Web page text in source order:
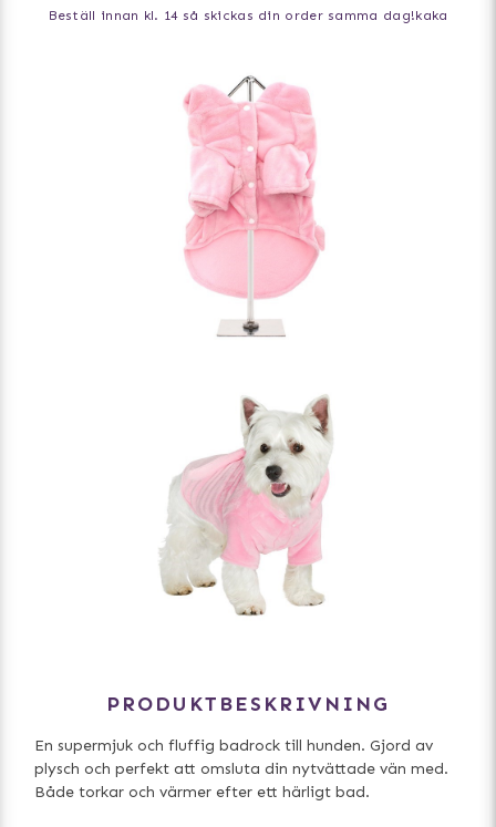
Beställ innan kl. 14 så skickas din order samma dag!kaka
PRODUKTBESKRIVNING
En supermjuk och fluffig badrock till hunden. Gjord av
plysch och perfekt att omsluta din nytvättade vän med.
Både torkar och värmer efter ett härligt bad.